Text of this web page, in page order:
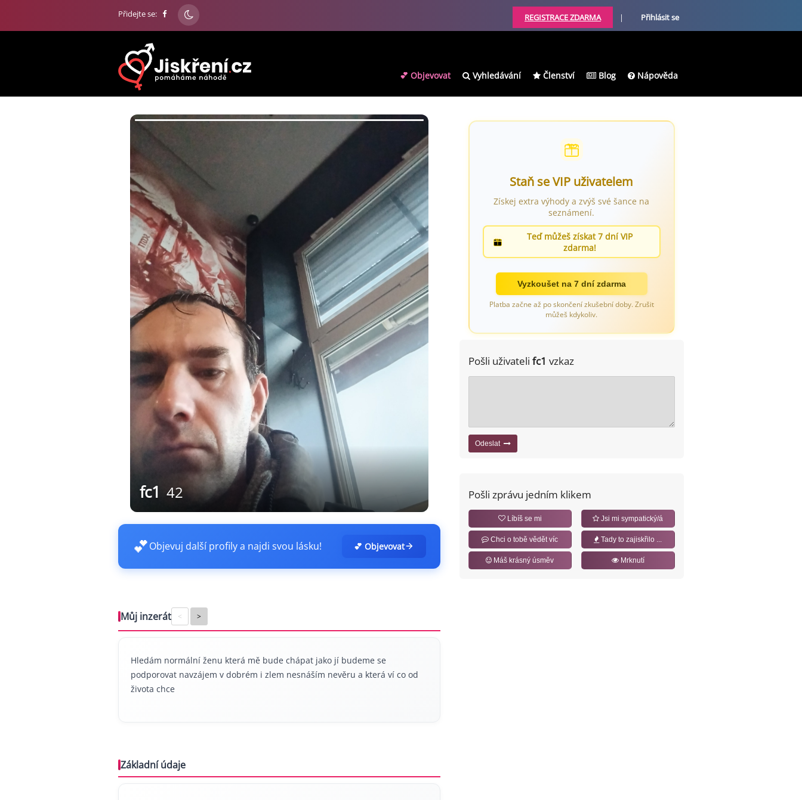
Přidejte se: REGISTRACE ZDARMA | Přihlásit se
💕 Objevovat Vyhledávání Členství Blog Nápověda
fc1 42
💕Objevuj další profily a najdi svou lásku! 💕 Objevovat
Můj inzerát < >
Hledám normální ženu která mě bude chápat jako jí budeme se
podporovat navzájem v dobrém i zlem nesnáším nevěru a která ví co od
života chce
Základní údaje
Staň se VIP uživatelem
Získej extra výhody a zvýš své šance na
seznámení.
Teď můžeš získat 7 dní VIP
zdarma!
Vyzkoušet na 7 dní zdarma
Platba začne až po skončení zkušební doby. Zrušit
můžeš kdykoliv.
Pošli uživateli fc1 vzkaz
Odeslat
Pošli zprávu jedním klikem
Líbíš se mi Jsi mi sympatický/á
Chci o tobě vědět víc Tady to zajiskřilo ...
Máš krásný úsměv Mrknutí